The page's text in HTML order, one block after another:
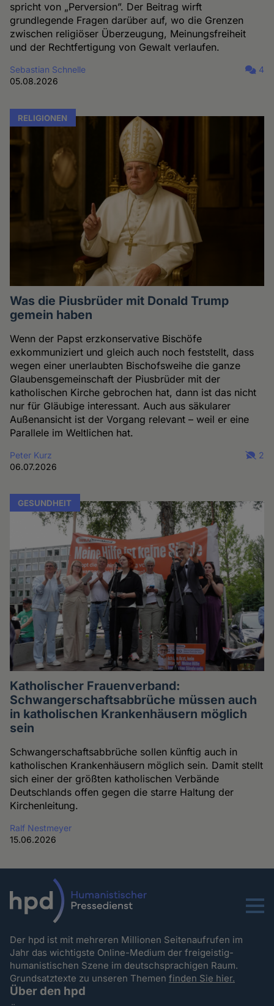
spricht von „Perversion”. Der Beitrag wirft
grundlegende Fragen darüber auf, wo die Grenzen
zwischen religiöser Überzeugung, Meinungsfreiheit
und der Rechtfertigung von Gewalt verlaufen.
Sebastian Schnelle
05.08.2026
4
RELIGIONEN
Was die Piusbrüder mit Donald Trump
gemein haben
Wenn der Papst erzkonservative Bischöfe
exkommuniziert und gleich auch noch feststellt, dass
wegen einer unerlaubten Bischofsweihe die ganze
Glaubensgemeinschaft der Piusbrüder mit der
katholischen Kirche gebrochen hat, dann ist das nicht
nur für Gläubige interessant. Auch aus säkularer
Außenansicht ist der Vorgang relevant – weil er eine
Parallele im Weltlichen hat.
Peter Kurz
06.07.2026
2
GESUNDHEIT
Katholischer Frauenverband:
Schwangerschaftsabbrüche müssen auch
in katholischen Krankenhäusern möglich
sein
Schwangerschaftsabbrüche sollen künftig auch in
katholischen Krankenhäusern möglich sein. Damit stellt
sich einer der größten katholischen Verbände
Deutschlands offen gegen die starre Haltung der
Kirchenleitung.
Ralf Nestmeyer
15.06.2026
Menu
Der hpd ist mit mehreren Millionen Seitenaufrufen im
Jahr das wichtigste Online-Medium der freigeistig-
humanistischen Szene im deutschsprachigen Raum.
Grundsatztexte zu unseren Themenfinden Sie hier.
Über den hpd